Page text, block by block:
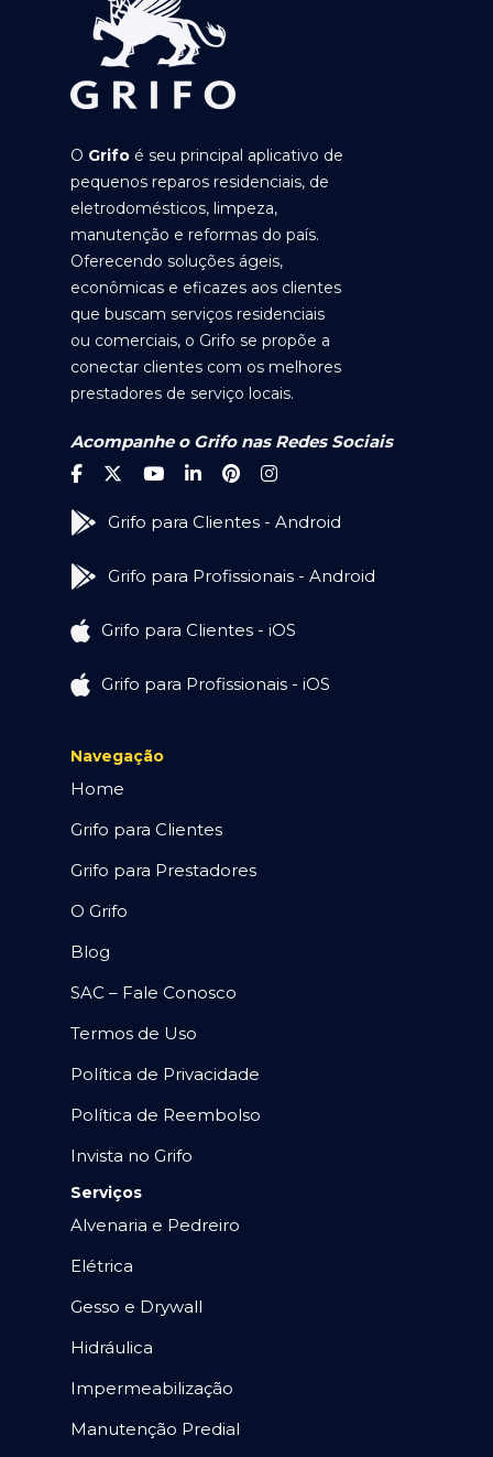
O Grifo é seu principal aplicativo de
pequenos reparos residenciais, de
eletrodomésticos, limpeza,
manutenção e reformas do país.
Oferecendo soluções ágeis,
econômicas e eficazes aos clientes
que buscam serviços residenciais
ou comerciais, o Grifo se propõe a
conectar clientes com os melhores
prestadores de serviço locais.
Acompanhe o Grifo nas Redes Sociais
Grifo para Clientes - Android
Grifo para Profissionais - Android
Grifo para Clientes - iOS
Grifo para Profissionais - iOS
Navegação
Home
Grifo para Clientes
Grifo para Prestadores
O Grifo
Blog
SAC – Fale Conosco
Termos de Uso
Política de Privacidade
Política de Reembolso
Invista no Grifo
Serviços
Alvenaria e Pedreiro
Elétrica
Gesso e Drywall
Hidráulica
Impermeabilização
Manutenção Predial